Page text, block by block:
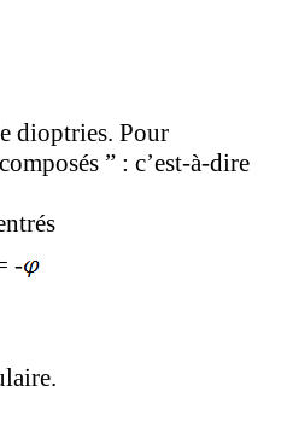
dioptries. Pour
” : c’est-à-dire
-